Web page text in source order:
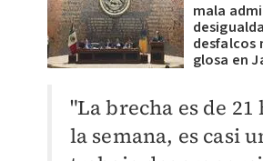
mala
desfalcos
glosa en
"La brecha es de 21
la semana, es casi